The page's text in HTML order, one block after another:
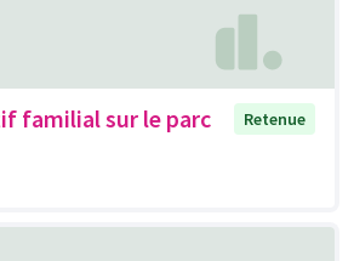
familial sur le parc
Retenue